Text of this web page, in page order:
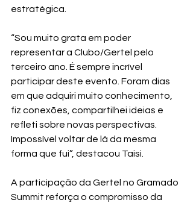
estratégica.
“Sou muito grata em poder
representar a Clubo/Gertel pelo
terceiro ano. É sempre incrível
participar deste evento. Foram dias
em que adquiri muito conhecimento,
fiz conexões, compartilhei ideias e
refleti sobre novas perspectivas.
Impossível voltar de lá da mesma
forma que fui”, destacou Taisi.
A participação da Gertel no Gramado
Summit reforça o compromisso da